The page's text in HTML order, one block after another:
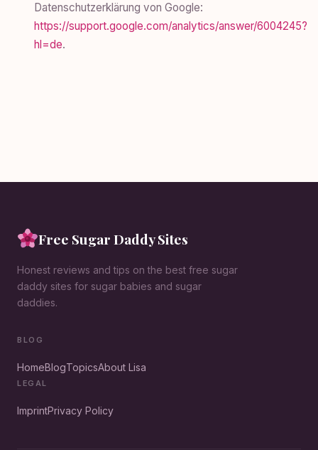
Datenschutzerklärung von Google:
https://support.google.com/analytics/answer/6004245?
hl=de.
Free Sugar Daddy Sites
Honest reviews and tips on the best free sugar
daddy sites for sugar babies and sugar
daddies.
BLOG
HomeBlogTopicsAbout Lisa
LEGAL
ImprintPrivacy Policy